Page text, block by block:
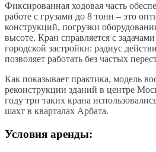
Фиксированная ходовая часть
работе с грузами до 8 тонн – это
конструкций, погрузки
высоте. Кран справляется с
городской застройки: радиус
позволяет работать без частых
Как показывает практика, модель
реконструкции зданий в центре
году три таких крана
шахт в кварталах Арбата.
Условия аренды: